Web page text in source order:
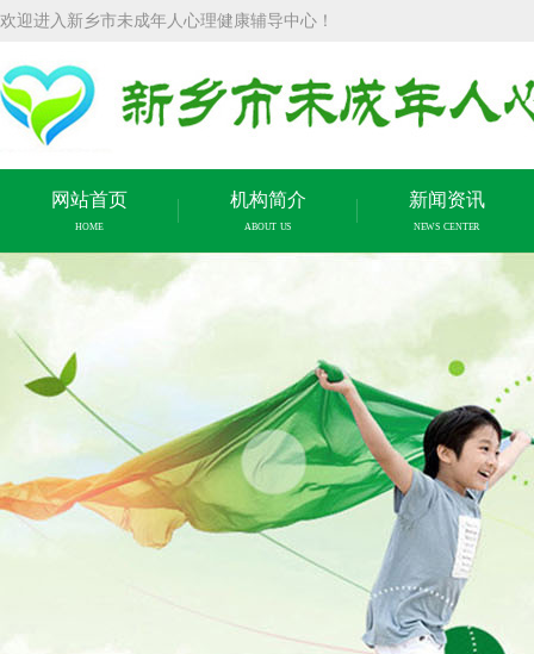
欢迎进入新乡市未成年人心理健康辅导中心！
网站首页
HOME
机构简介
ABOUT US
新闻资讯
NEWS CENTER